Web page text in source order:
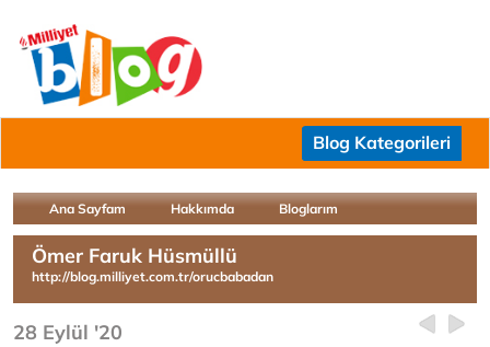
Blog Kategorileri
Ana Sayfam Hakkımda Bloglarım
Ömer Faruk Hüsmüllü
http://blog.milliyet.com.tr/orucbabadan
28 Eylül '20